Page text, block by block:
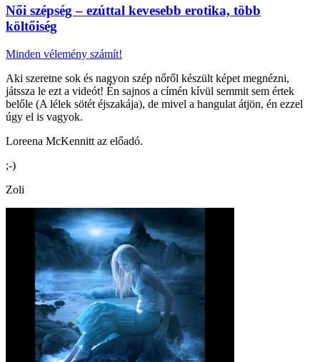
Női szépség – ezúttal kevesebb erotika, több
költőiség
Minden vélemény számít!
Aki szeretne sok és nagyon szép nőről készült képet megnézni,
játssza le ezt a videót! Én sajnos a címén kívül semmit sem értek
belőle (A lélek sötét éjszakája), de mivel a hangulat átjön, én ezzel
úgy el is vagyok.
Loreena McKennitt az előadó.
;-)
Zoli